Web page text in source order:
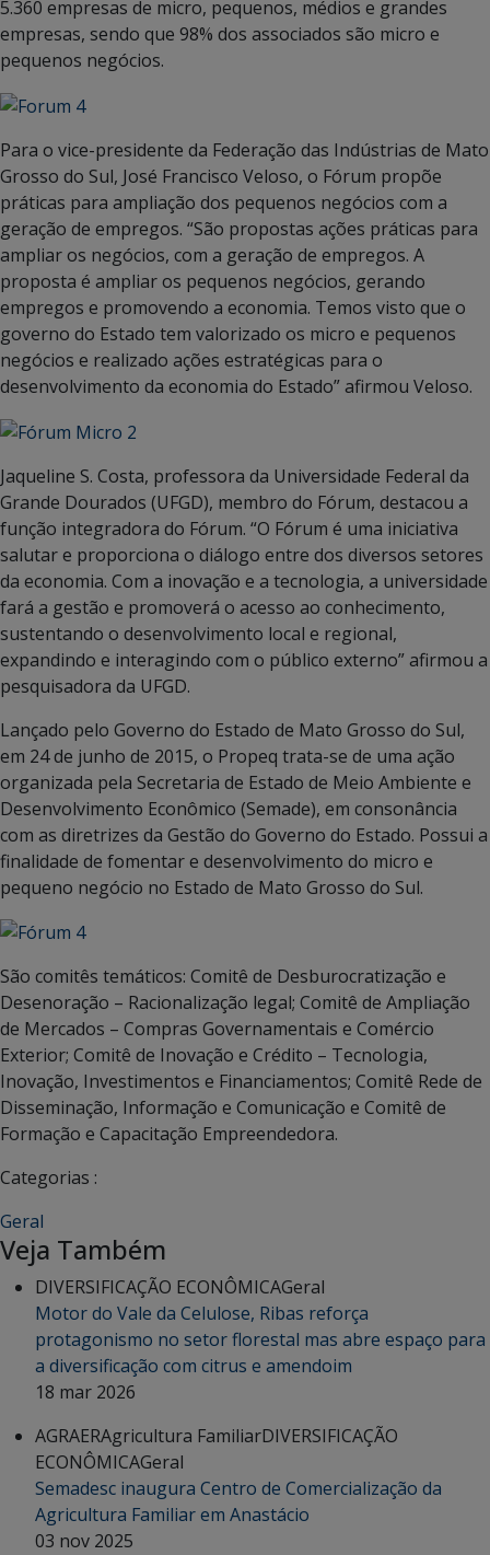
5.360 empresas de micro, pequenos, médios e grandes
empresas, sendo que 98% dos associados são micro e
pequenos negócios.
Para o vice-presidente da Federação das Indústrias de Mato
Grosso do Sul, José Francisco Veloso, o Fórum propõe
práticas para ampliação dos pequenos negócios com a
geração de empregos. “São propostas ações práticas para
ampliar os negócios, com a geração de empregos. A
proposta é ampliar os pequenos negócios, gerando
empregos e promovendo a economia. Temos visto que o
governo do Estado tem valorizado os micro e pequenos
negócios e realizado ações estratégicas para o
desenvolvimento da economia do Estado” afirmou Veloso.
Jaqueline S. Costa, professora da Universidade Federal da
Grande Dourados (UFGD), membro do Fórum, destacou a
função integradora do Fórum. “O Fórum é uma iniciativa
salutar e proporciona o diálogo entre dos diversos setores
da economia. Com a inovação e a tecnologia, a universidade
fará a gestão e promoverá o acesso ao conhecimento,
sustentando o desenvolvimento local e regional,
expandindo e interagindo com o público externo” afirmou a
pesquisadora da UFGD.
Lançado pelo Governo do Estado de Mato Grosso do Sul,
em 24 de junho de 2015, o Propeq trata-se de uma ação
organizada pela Secretaria de Estado de Meio Ambiente e
Desenvolvimento Econômico (Semade), em consonância
com as diretrizes da Gestão do Governo do Estado. Possui a
finalidade de fomentar e desenvolvimento do micro e
pequeno negócio no Estado de Mato Grosso do Sul.
São comitês temáticos: Comitê de Desburocratização e
Desenoração – Racionalização legal; Comitê de Ampliação
de Mercados – Compras Governamentais e Comércio
Exterior; Comitê de Inovação e Crédito – Tecnologia,
Inovação, Investimentos e Financiamentos; Comitê Rede de
Disseminação, Informação e Comunicação e Comitê de
Formação e Capacitação Empreendedora.
Categorias :
Geral
Veja Também
DIVERSIFICAÇÃO ECONÔMICAGeral
Motor do Vale da Celulose, Ribas reforça
protagonismo no setor florestal mas abre espaço para
a diversificação com citrus e amendoim
18 mar 2026
AGRAERAgricultura FamiliarDIVERSIFICAÇÃO
ECONÔMICAGeral
Semadesc inaugura Centro de Comercialização da
Agricultura Familiar em Anastácio
03 nov 2025